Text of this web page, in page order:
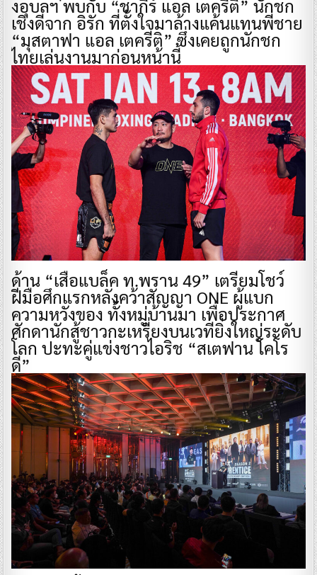
งอุบลฯ พบกับ “ชากีร์ แอล เตครีติ” นักชก
เชิงดีจาก อิรัก ที่ตั้งใจมาล้างแค้นแทนพี่ชาย
“มุสตาฟา แอล เตครีติ” ซึ่งเคยถูกนักชก
ไทยเล่นงานมาก่อนหน้านี้
ด้าน “เสือแบล็ค ท.พราน 49” เตรียมโชว์
ฝีมือศึกแรกหลังคว้าสัญญา ONE ผู้แบก
ความหวังของ ทั้งหมู่บ้านมา เพื่อประกาศ
ศักดานักสู้ชาวกะเหรี่ยงบนเวทียิ่งใหญ่ระดับ
โลก ปะทะคู่แข่งชาวไอริช “สเตฟาน โคโร
ดี”